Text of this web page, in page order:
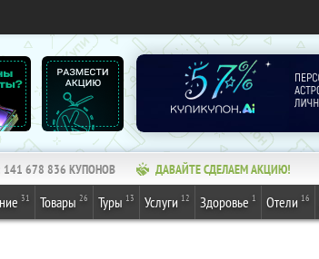
141 678 836 КУПОНОВ ДАВАЙТЕ СДЕЛАЕМ АКЦИЮ!
31 Товары 26 Туры 13 Услуги 12 Здоровье 1 Отели 16